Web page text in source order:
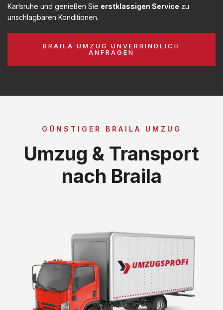
Karlsruhe und genießen Sie erstklassigen Service zu
unschlagbaren Konditionen.
BRAILA UMZUG UNVERBINDLICH
ANFRAGEN
GÜNSTIGER BRAILA UMZUG
Umzug & Transport
nach Braila